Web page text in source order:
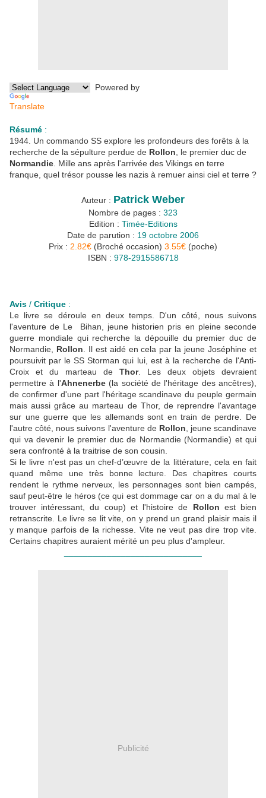
Powered by
Translate
Résumé :
1944. Un commando SS explore les profondeurs des forêts à la
recherche de la sépulture perdue de Rollon , le premier duc de
Normandie . Mille ans après l'arrivée des Vikings en terre
franque, quel trésor pousse les nazis à remuer ainsi ciel et terre ?
Auteur : Patrick Weber
Nombre de pages : 323
Edition : Timée-Editions
Date de parution : 19 octobre 2006
Prix : 2.82€ (Broché occasion) 3.55€ (poche)
ISBN : 978-2915586718
Avis / Critique :
Le livre se déroule en deux temps. D'un côté, nous suivons
l'aventure de Le Bihan, jeune historien pris en pleine seconde
guerre mondiale qui recherche la dépouille du premier duc de
Normandie, Rollon . Il est aidé en cela par la jeune Joséphine et
poursuivit par le SS Storman qui lui, est à la recherche de l'Anti-
Croix et du marteau de Thor. Les deux objets devraient
permettre à l'Ahnenerbe(la société de l'héritage des ancêtres),
de confirmer d'une part l'héritage scandinave du peuple germain
mais aussi grâce au marteau de Thor, de reprendre l'avantage
sur une guerre que les allemands sont en train de perdre. De
l'autre côté, nous suivons l'aventure de Rollon , jeune scandinave
qui va devenir le premier duc de Normandie (Normandie) et qui
sera confronté à la traitrise de son cousin.
Si le livre n'est pas un chef-d’œuvre de la littérature, cela en fait
quand même une très bonne lecture. Des chapitres courts
rendent le rythme nerveux, les personnages sont bien campés,
sauf peut-être le héros (ce qui est dommage car on a du mal à le
trouver intéressant, du coup) et l'histoire de Rollon est bien
retranscrite. Le livre se lit vite, on y prend un grand plaisir mais il
y manque parfois de la richesse. Vite ne veut pas dire trop vite.
Certains chapitres auraient mérité un peu plus d'ampleur.
Publicité